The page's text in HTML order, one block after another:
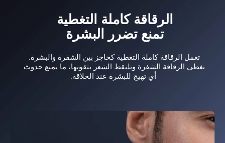
تمنع تضرر البشرة
تعمل الرقاقة كاملة التغطية كحاجز بين الشفرة والبشرة.
تغطي الرقاقة الشفرة وتلتقط الشعر بثقوبها، ما يمنع حدوث
أي تهيج للبشرة عند الحلاقة.